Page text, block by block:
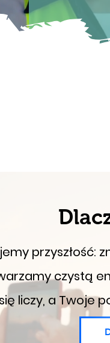
przyszłość:
czystą
liczy, a Twoje